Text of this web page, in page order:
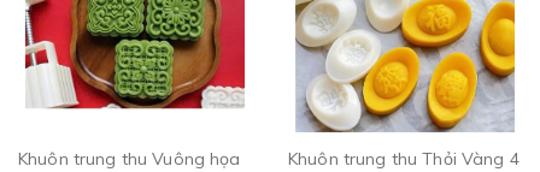
Khuôn trung thu Vuông họa
Khuôn trung thu Thỏi Vàng 4